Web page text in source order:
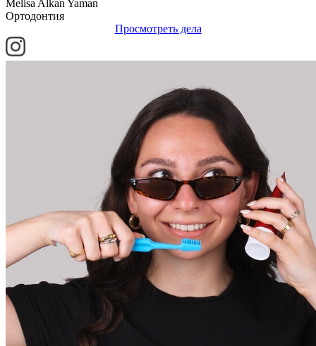
Melisa Alkan Yaman
Ортодонтия
Просмотреть дела